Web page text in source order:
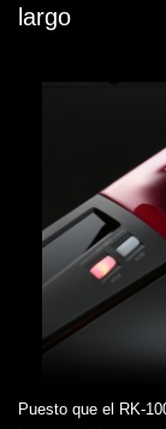
largo
Puesto que el RK-